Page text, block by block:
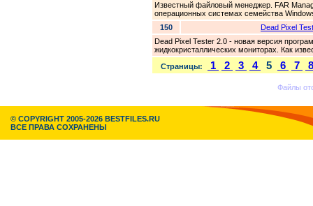
Известный файловый менеджер. FAR
операционных системах семейства
150
Dead Pixel
Dead Pixel Tester 2.0 - новая версия
жидкокристаллических мониторах. Как
Страницы:
1 2 3 4 5 6 7
Файлы
© COPYRIGHT 2005-2026 BESTFILES.RU
ВСЕ ПРАВА СОХРАНЕНЫ